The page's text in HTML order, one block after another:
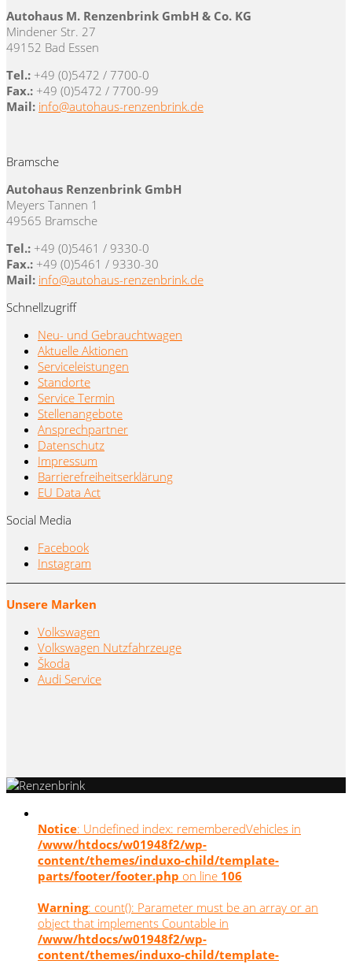
Autohaus M. Renzenbrink GmbH & Co. KG
Mindener Str. 27
49152 Bad Essen
Tel.: +49 (0)5472 / 7700-0
Fax.: +49 (0)5472 / 7700-99
Mail: info@autohaus-renzenbrink.de
Bramsche
Autohaus Renzenbrink GmbH
Meyers Tannen 1
49565 Bramsche
Tel.: +49 (0)5461 / 9330-0
Fax.: +49 (0)5461 / 9330-30
Mail: info@autohaus-renzenbrink.de
Schnellzugriff
Neu- und Gebrauchtwagen
Aktuelle Aktionen
Serviceleistungen
Standorte
Service Termin
Stellenangebote
Ansprechpartner
Datenschutz
Impressum
Barrierefreiheitserklärung
EU Data Act
Social Media
Facebook
Instagram
Unsere Marken
Volkswagen
Volkswagen Nutzfahrzeuge
Škoda
Audi Service
Notice: Undefined index: rememberedVehicles in
/www/htdocs/w01948f2/wp-
content/themes/induxo-child/template-
parts/footer/footer.php on line 106
Warning: count(): Parameter must be an array or an
object that implements Countable in
/www/htdocs/w01948f2/wp-
content/themes/induxo-child/template-